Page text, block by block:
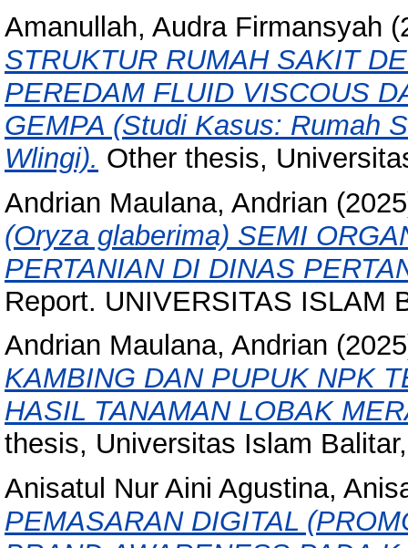
Amanullah, Audra Firmansyah
STRUKTUR RUMAH SAKIT
PEREDAM FLUID VISCOUS
GEMPA (Studi Kasus: Rumah
Wlingi). Other thesis,
Andrian Maulana, Andrian
(Oryza glaberima) SEMI
PERTANIAN DI DINAS
Report. UNIVERSITAS ISLAM
Andrian Maulana, Andrian
KAMBING DAN PUPUK NPK
HASIL TANAMAN LOBAK
thesis, Universitas Islam
Anisatul Nur Aini Agustina,
PEMASARAN DIGITAL